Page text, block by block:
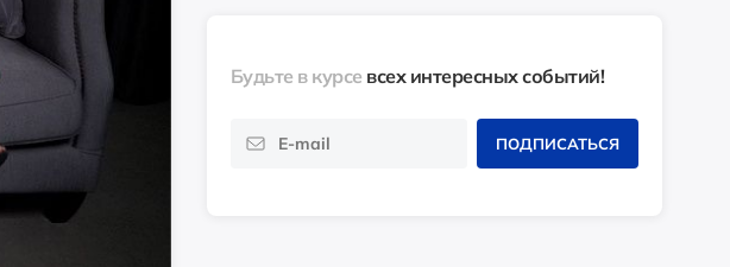
Будьте в курсе всех интересных событий!
ПОДПИСАТЬСЯ